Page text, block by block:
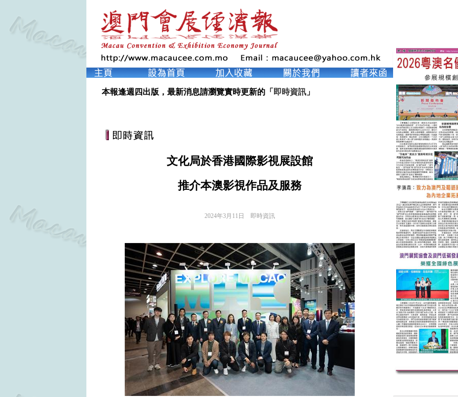
本報逢週四出版，最新消息請瀏覽實時更新的「 即時資訊」
文化局於香港國際影視展設館
推介本澳影視作品及服務
2024年3月11日 即時資訊